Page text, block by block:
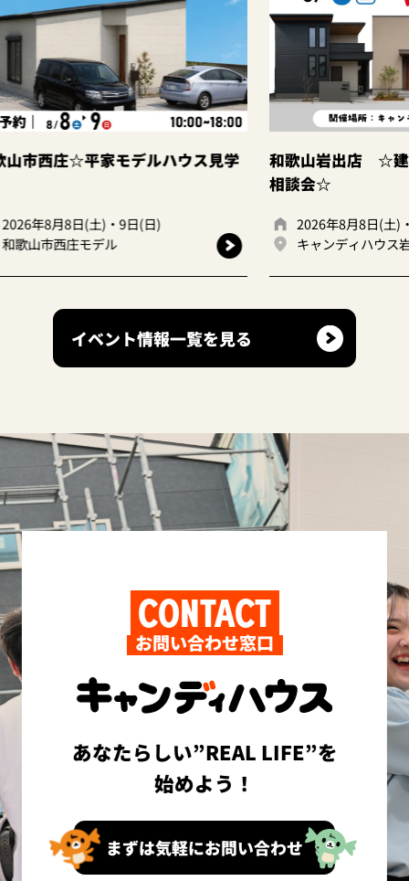
見学
和歌山岩出店 ☆建て替えor住み替え
2026年8月8日(土)・9日(日)
キャンディハウス岩出店
大阪
キ
イベント情報一覧を見る
CONTACT
お問い合わせ窓口
あなたらしい”REAL LIFE”を
始めよう！
まずは気軽にお問い合わせ